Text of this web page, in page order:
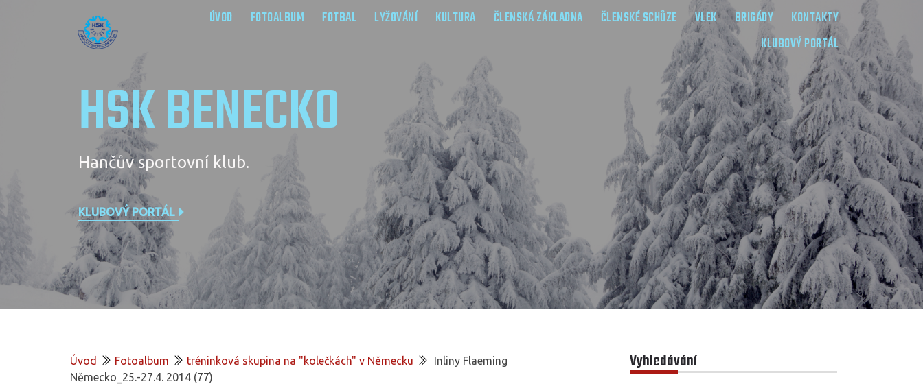
ÚVOD FOTOALBUM FOTBAL LYŽOVÁNÍ KULTURA ČLENSKÁ ZÁKLADNA ČLENSKÉ SCHŮZE VLEK BRIGÁDY
KONTAKTY
KLUBOVÝ PORTÁL
HSK BENECKO
Hančův sportovní klub.
KLUBOVÝ PORTÁL
Úvod Fotoalbum tréninková skupina na "kolečkách" v Německu
Inliny Flaeming
Německo_25.-27.4. 2014 (77)
Vyhledávání